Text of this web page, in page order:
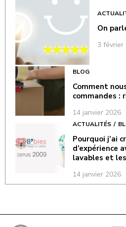
On
3 février
BLOG
Comment
commandes :
14 janvier 2026
ACTUALITÉS
Pourquoi j’ai
d’expérience
lavables et
14 janvier 2026